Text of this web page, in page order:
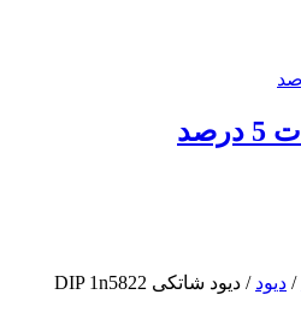
/ دیود / دیود شاتکی DIP 1n5822